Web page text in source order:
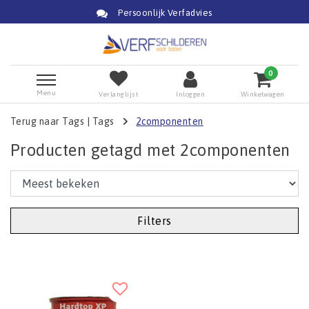
Persoonlijk Verfadvies
Menu Verlanglijst Inloggen
0
Winkelwagen
Terug naar Tags Tags 2componenten
Producten getagd met 2componenten
Filters